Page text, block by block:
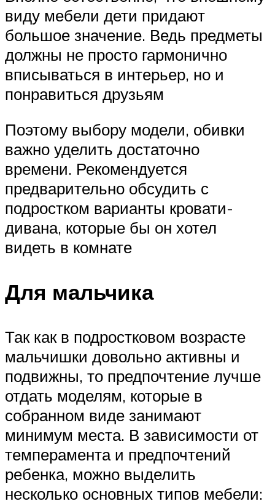
виду мебели дети придают
большое значение. Ведь предметы
должны не просто гармонично
вписываться в интерьер, но и
понравиться друзьям
Поэтому выбору модели, обивки
важно уделить достаточно
времени. Рекомендуется
предварительно обсудить с
подростком варианты кровати-
дивана, которые бы он хотел
видеть в комнате
Для мальчика
Так как в подростковом возрасте
мальчишки довольно активны и
подвижны, то предпочтение лучше
отдать моделям, которые в
собранном виде занимают
минимум места. В зависимости от
темперамента и предпочтений
ребенка, можно выделить
несколько основных типов мебели: